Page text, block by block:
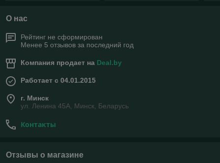
О нас
Рейтинг не сформирован
Менее 5 отзывов за последний год
Компания продает на Deal.by
Работает с 04.01.2015
г. Минск
ул. Ленина 45А, Минск, Беларусь
Контакты
Отзывы о магазине